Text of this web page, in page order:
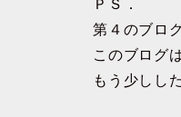
ＰＳ．
第４のブロ
このブログ
もう少しし